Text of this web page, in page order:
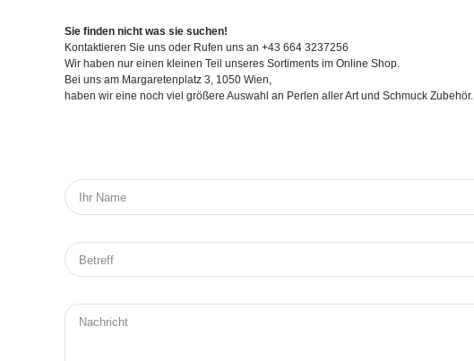
Sie finden nicht was sie suchen!
Kontaktieren Sie uns oder Rufen uns an +43 664 3237256
Wir haben nur einen kleinen Teil unseres Sortiments im Online Shop.
Bei uns am Margaretenplatz 3, 1050 Wien,
haben wir eine noch viel größere Auswahl an Perlen aller Art und Schmuck Zubehör.